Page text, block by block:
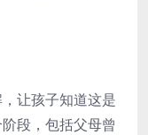
让孩子知道这是
段，包括父母曾